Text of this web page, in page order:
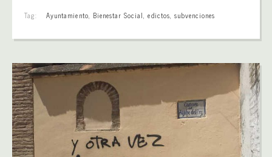
Tag: Ayuntamiento, Bienestar Social,edictos, subvenciones